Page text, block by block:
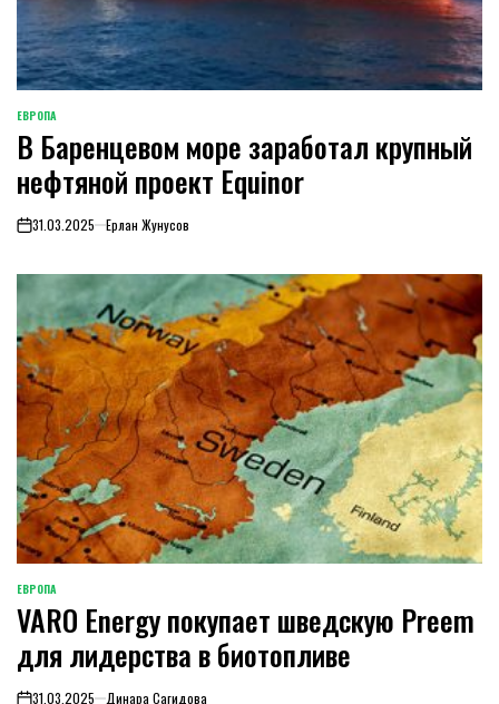
ОПУБЛИКОВАНО
В
ЕВРОПА
В Баренцевом море заработал крупный
нефтяной проект Equinor
on31.03.2025 Ерлан Жунусов
ОПУБЛИКОВАНО
В
ЕВРОПА
VARO Energy покупает шведскую Preem
для лидерства в биотопливе
31.03.2025 Динара Сагидова